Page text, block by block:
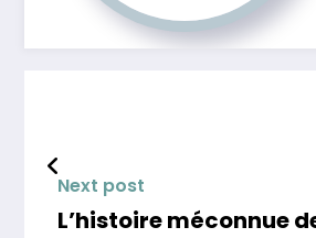
Next post
L’histoire méconnue